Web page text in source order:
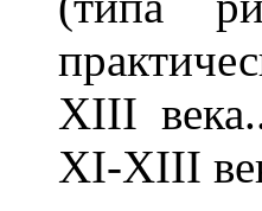
ХIII
ХI-XIII